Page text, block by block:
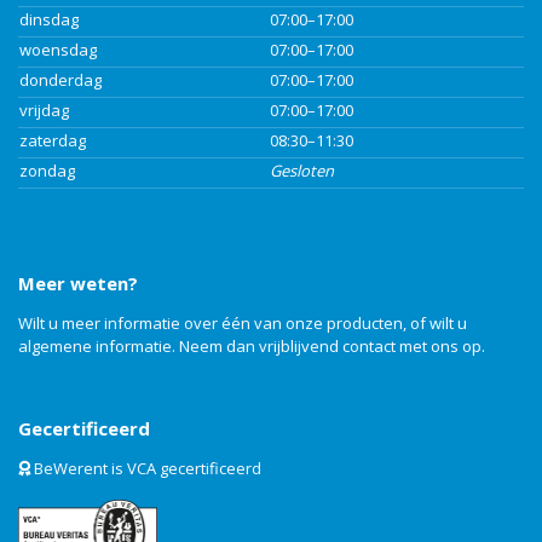
dinsdag
07:00–17:00
woensdag
07:00–17:00
donderdag
07:00–17:00
vrijdag
07:00–17:00
zaterdag
08:30–11:30
zondag
Gesloten
Meer weten?
Wilt u meer informatie over één van onze producten, of wilt u
algemene informatie. Neem dan vrijblijvend contactmet ons op.
Gecertificeerd
BeWerent is VCA gecertificeerd